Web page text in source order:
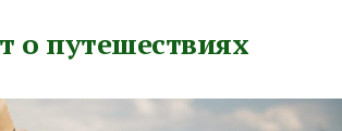
о путешествиях